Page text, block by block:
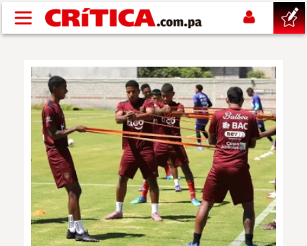
Pasar al contenido principal
SUCESOS
NACIONAL
POLÍTICA
SHOW